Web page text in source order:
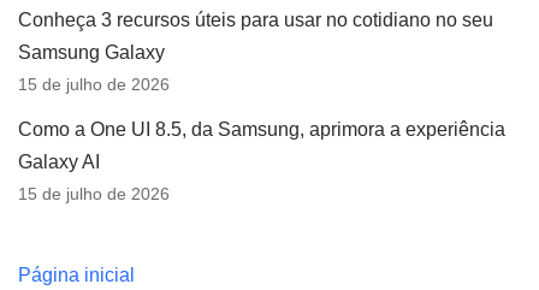
Conheça 3 recursos úteis para usar no cotidiano no seu
Samsung Galaxy
15 de julho de 2026
Como a One UI 8.5, da Samsung, aprimora a experiência
Galaxy AI
15 de julho de 2026
Página inicial